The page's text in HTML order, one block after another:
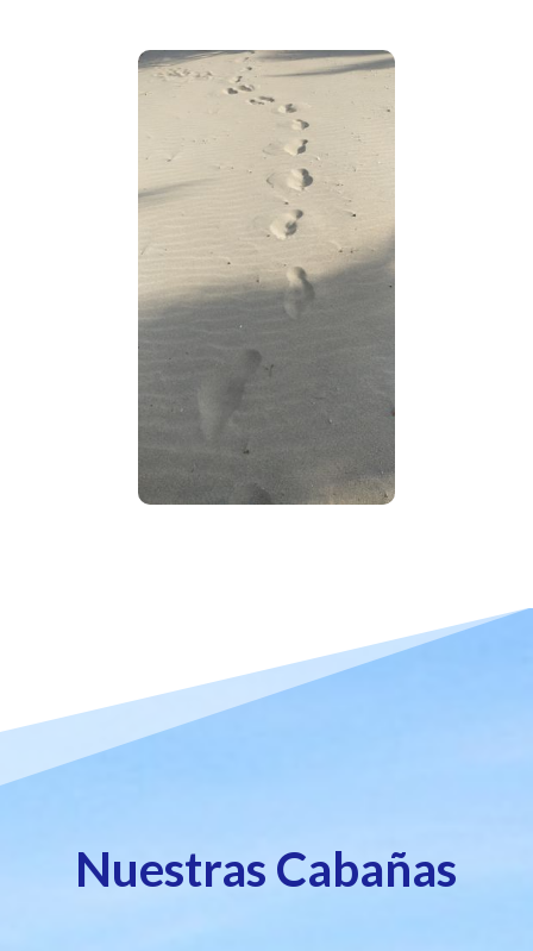
Nuestras Cabañas